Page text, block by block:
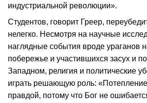
индустриальной революции».
Студентов, говорит Греер,
нелегко. Несмотря на научные
наглядные события вроде ураганов
побережье и участившихся засух и
Западном, религия и политические
играть решающую роль:
правдой, потому что Бог не